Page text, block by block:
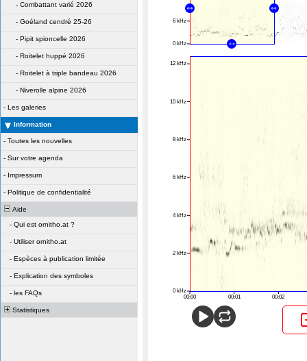
- Combattant varié 2026
- Goéland cendré 25-26
- Pipit spioncelle 2026
- Roitelet huppé 2026
- Roitelet à triple bandeau 2026
- Niverolle alpine 2026
- Les galeries
Information
- Toutes les nouvelles
- Sur votre agenda
- Impressum
- Politique de confidentialité
Aide
- Qui est ornitho.at ?
- Utiliser ornitho.at
- Espèces à publication limitée
- Explication des symboles
- les FAQs
Statistiques